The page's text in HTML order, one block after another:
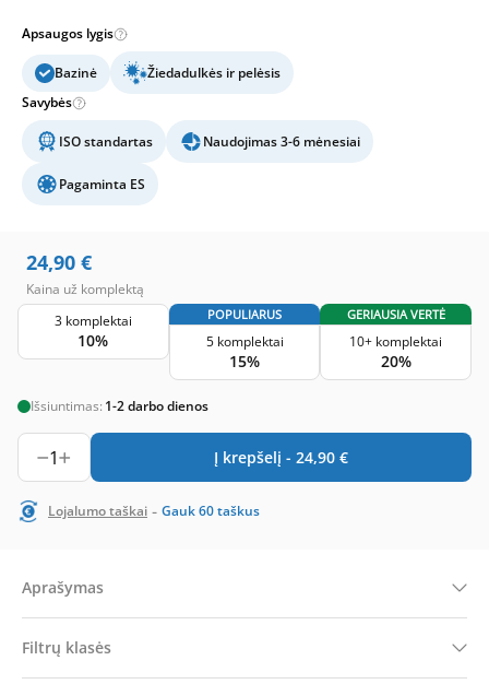
Apsaugos lygis
Bazinė
Žiedadulkės ir pelėsis
Savybės
ISO standartas Naudojimas 3-6 mėnesiai
Pagaminta ES
24,90 €
Kaina už komplektą
3 komplektai
10%
POPULIARUS
5 komplektai
15%
GERIAUSIA VERTĖ
10+ komplektai
20%
Išsiuntimas: 1-2 darbo dienos
1 Į krepšelį - 24,90 €
Lojalumo taškai - Gauk60taškus
Aprašymas
Filtrų klasės